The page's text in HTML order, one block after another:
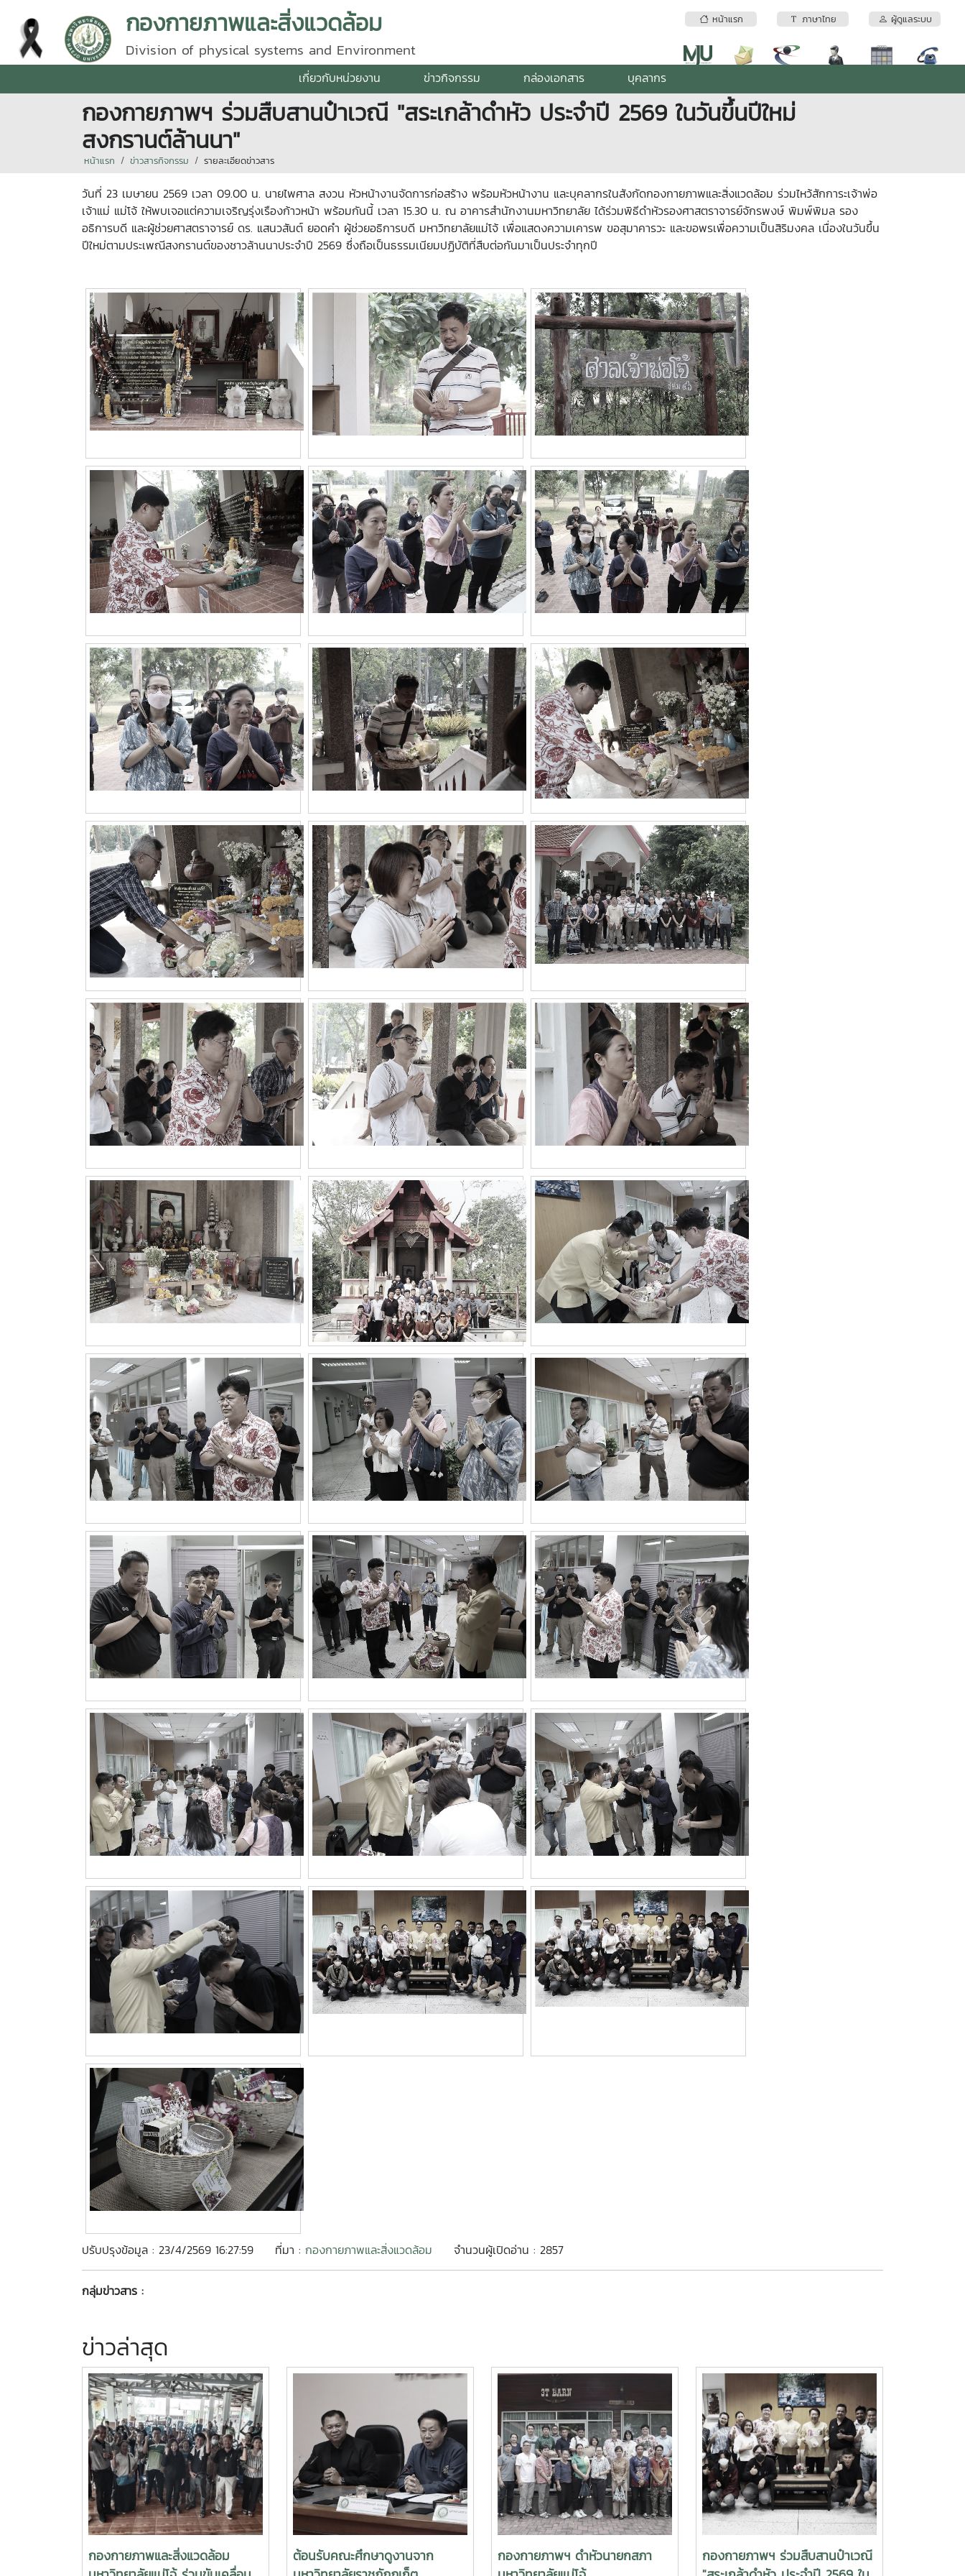
หน้าแรก ภาษาไทย ผู้ดูแลระบบ
กองกายภาพและสิ่งแวดล้อม
Division of physical systems and Environment
เกี่ยวกับหน่วยงาน ข่าวกิจกรรม กล่องเอกสาร บุคลากร
กองกายภาพฯ ร่วมสืบสานป๋าเวณี "สระเกล้าดำหัว ประจำปี 2569 ในวันขึ้นปีใหม่
สงกรานต์ล้านนา"
หน้าแรก ข่าวสารกิจกรรม รายละเอียดข่าวสาร
วันที่ 23 เมษายน 2569 เวลา 09.00 น. นายไพศาล สงวน หัวหน้างานจัดการก่อสร้าง พร้อมหัวหน้างาน และบุคลากรในสังกัดกองกายภาพและสิ่งแวดล้อม ร่วมไหว้สักการะเจ้าพ่อ
เจ้าแม่ แม่โจ้ ให้พบเจอแต่ความเจริญรุ่งเรืองก้าวหน้า พร้อมกันนี้ เวลา 15.30 น. ณ อาคารสำนักงานมหาวิทยาลัย ได้ร่วมพิธีดำหัวรองศาสตราจารย์จักรพงษ์ พิมพ์พิมล รอง
อธิการบดี และผู้ช่วยศาสตราจารย์ ดร. แสนวสันต์ ยอดคำ ผู้ช่วยอธิการบดี มหาวิทยาลัยแม่โจ้ เพื่อแสดงความเคารพ ขอสุมาคารวะ และขอพรเพื่อความเป็นสิริมงคล เนื่องในวันขึ้น
ปีใหม่ตามประเพณีสงกรานต์ของชาวล้านนาประจำปี 2569 ซึ่งถือเป็นธรรมเนียมปฏิบัติที่สืบต่อกันมาเป็นประจำทุกปี
ปรับปรุงข้อมูล : 23/4/2569 16:27:59 ที่มา : กองกายภาพและสิ่งแวดล้อม จำนวนผู้เปิดอ่าน : 2857
กลุ่มข่าวสาร :
ข่าวล่าสุด
กองกายภาพและสิ่งแวดล้อม
ต้อนรับคณะศึกษาดูงานจาก
กองกายภาพฯ ดำหัวนายกสภา
กองกายภาพฯ ร่วมสืบสานป๋าเวณี